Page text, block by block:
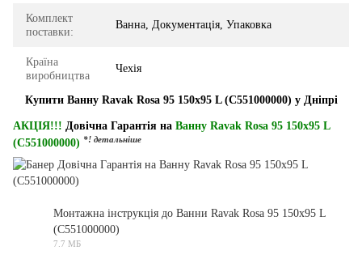
Комплект
поставки:
Ванна, Документація, Упаковка
Країна
виробництва
Чехія
Купити Ванну Ravak Rosa 95 150x95 L (C551000000) у Дніпрі
АКЦІЯ!!! Довічна Гарантія на Ванну Ravak Rosa 95 150x95 L
(C551000000) *! детальніше
Монтажна інструкція до Ванни Ravak Rosa 95 150x95 L
(C551000000)
7.7 МБ